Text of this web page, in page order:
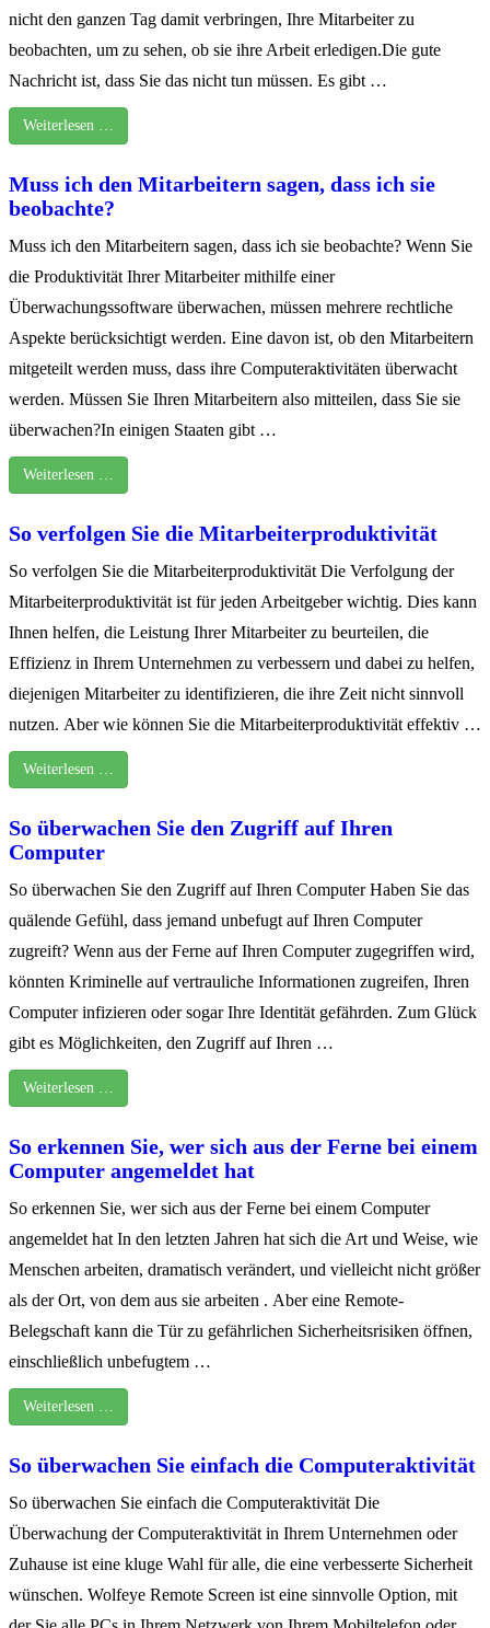
nicht den ganzen Tag damit verbringen, Ihre Mitarbeiter zu
beobachten, um zu sehen, ob sie ihre Arbeit erledigen.Die gute
Nachricht ist, dass Sie das nicht tun müssen. Es gibt …
Weiterlesen …
Muss ich den Mitarbeitern sagen, dass ich sie
beobachte?
Muss ich den Mitarbeitern sagen, dass ich sie beobachte? Wenn Sie
die Produktivität Ihrer Mitarbeiter mithilfe einer
Überwachungssoftware überwachen, müssen mehrere rechtliche
Aspekte berücksichtigt werden. Eine davon ist, ob den Mitarbeitern
mitgeteilt werden muss, dass ihre Computeraktivitäten überwacht
werden. Müssen Sie Ihren Mitarbeitern also mitteilen, dass Sie sie
überwachen?In einigen Staaten gibt …
Weiterlesen …
So verfolgen Sie die Mitarbeiterproduktivität
So verfolgen Sie die Mitarbeiterproduktivität Die Verfolgung der
Mitarbeiterproduktivität ist für jeden Arbeitgeber wichtig. Dies kann
Ihnen helfen, die Leistung Ihrer Mitarbeiter zu beurteilen, die
Effizienz in Ihrem Unternehmen zu verbessern und dabei zu helfen,
diejenigen Mitarbeiter zu identifizieren, die ihre Zeit nicht sinnvoll
nutzen. Aber wie können Sie die Mitarbeiterproduktivität effektiv …
Weiterlesen …
So überwachen Sie den Zugriff auf Ihren
Computer
So überwachen Sie den Zugriff auf Ihren Computer Haben Sie das
quälende Gefühl, dass jemand unbefugt auf Ihren Computer
zugreift? Wenn aus der Ferne auf Ihren Computer zugegriffen wird,
könnten Kriminelle auf vertrauliche Informationen zugreifen, Ihren
Computer infizieren oder sogar Ihre Identität gefährden. Zum Glück
gibt es Möglichkeiten, den Zugriff auf Ihren …
Weiterlesen …
So erkennen Sie, wer sich aus der Ferne bei einem
Computer angemeldet hat
So erkennen Sie, wer sich aus der Ferne bei einem Computer
angemeldet hat In den letzten Jahren hat sich die Art und Weise, wie
Menschen arbeiten, dramatisch verändert, und vielleicht nicht größer
als der Ort, von dem aus sie arbeiten . Aber eine Remote-
Belegschaft kann die Tür zu gefährlichen Sicherheitsrisiken öffnen,
einschließlich unbefugtem …
Weiterlesen …
So überwachen Sie einfach die Computeraktivität
So überwachen Sie einfach die Computeraktivität Die
Überwachung der Computeraktivität in Ihrem Unternehmen oder
Zuhause ist eine kluge Wahl für alle, die eine verbesserte Sicherheit
wünschen. Wolfeye Remote Screen ist eine sinnvolle Option, mit